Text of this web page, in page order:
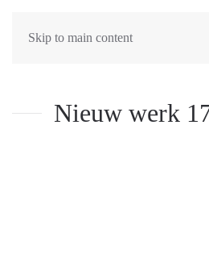
Skip to main content
Nieuw werk